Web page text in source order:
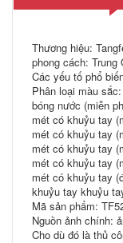
Thương hiệu:
phong cách: Trung
Các yếu tố phổ
Phân loại màu
bóng nước (miễn
mét có khuỷu tay
mét có khuỷu tay
mét có khuỷu tay
mét có khuỷu tay
mét có khuỷu tay
khuỷu tay khuỷu
Mã sản phẩm:
Nguồn ảnh chính:
Cho dù đó là thủ